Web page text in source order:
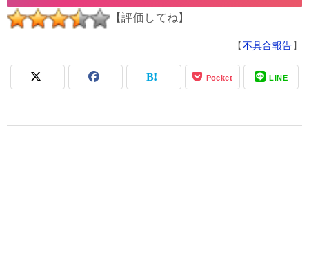
【評価してね】
【不具合報告】
Pocket LINE